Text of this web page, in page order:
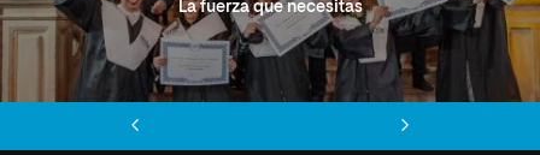
La fuerza que necesitas